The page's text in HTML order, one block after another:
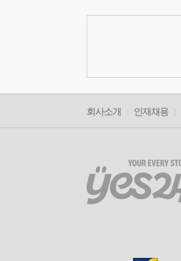
회사소개 인재채용